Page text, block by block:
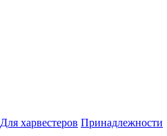
Для харвестеров Принадлежности